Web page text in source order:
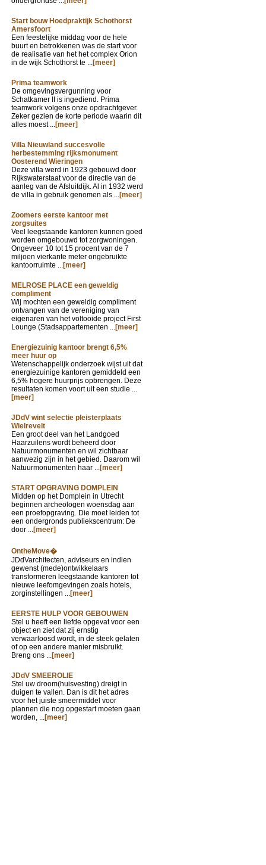
Start bouw Hoedpraktijk Schothorst
Amersfoort
Een feestelijke middag voor de hele
buurt en betrokkenen was de start voor
de realisatie van het het complex Orion
in de wijk Schothorst te ...[meer]
Prima teamwork
De omgevingsvergunning voor
Schatkamer II is ingediend. Prima
teamwork volgens onze opdrachtgever.
Zeker gezien de korte periode waarin dit
alles moest ...[meer]
Villa Nieuwland succesvolle
herbestemming rijksmonument
Oosterend Wieringen
Deze villa werd in 1923 gebouwd door
Rijkswaterstaat voor de directie van de
aanleg van de Afsluitdijk. Al in 1932 werd
de villa in gebruik genomen als ...[meer]
Zoomers eerste kantoor met
zorgsuites
Veel leegstaande kantoren kunnen goed
worden omgebouwd tot zorgwoningen.
Ongeveer 10 tot 15 procent van de 7
miljoen vierkante meter ongebruikte
kantoorruimte ...[meer]
MELROSE PLACE een geweldig
compliment
Wij mochten een geweldig compliment
ontvangen van de vereniging van
eigenaren van het voltooide project First
Lounge (Stadsappartementen ...[meer]
Energiezuinig kantoor brengt 6,5%
meer huur op
Wetenschappelijk onderzoek wijst uit dat
energiezuinige kantoren gemiddeld een
6,5% hogere huurprijs opbrengen. Deze
resultaten komen voort uit een studie ...
[meer]
JDdV wint selectie pleisterplaats
Wielrevelt
Een groot deel van het Landgoed
Haarzuilens wordt beheerd door
Natuurmonumenten en wil zichtbaar
aanwezig zijn in het gebied. Daarom wil
Natuurmonumenten haar ...[meer]
START OPGRAVING DOMPLEIN
Midden op het Domplein in Utrecht
beginnen archeologen woensdag aan
een proefopgraving. Die moet leiden tot
een ondergronds publiekscentrum: De
door ...[meer]
OntheMove�
JDdVarchitecten, adviseurs en indien
gewenst (mede)ontwikkelaars
transformeren leegstaande kantoren tot
nieuwe leefomgevingen zoals hotels,
zorginstellingen ...[meer]
EERSTE HULP VOOR GEBOUWEN
Stel u heeft een liefde opgevat voor een
object en ziet dat zij ernstig
verwaarloosd wordt, in de steek gelaten
of op een andere manier misbruikt.
Breng ons ...[meer]
JDdV SMEEROLIE
Stel uw droom(huisvesting) dreigt in
duigen te vallen. Dan is dit het adres
voor het juiste smeermiddel voor
plannen die nog opgestart moeten gaan
worden, ...[meer]